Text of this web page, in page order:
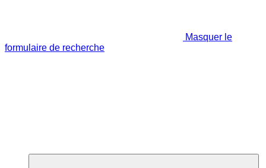
Masquer le
formulaire de recherche